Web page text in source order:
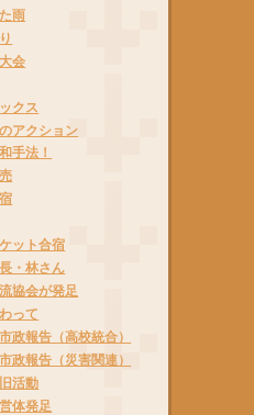
雨
会
クス
アクション
手法！
ット合宿
・林さん
協会が発足
って
政報告（高校統合）
政報告（災害関連）
活動
体発足